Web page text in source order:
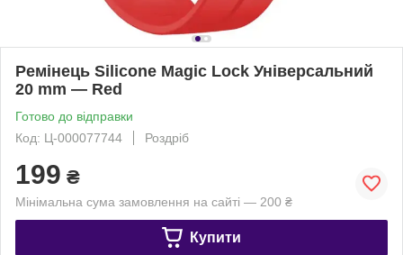
Ремінець Silicone Magic Lock Універсальний
20 mm — Red
Готово до відправки
Код: Ц-000077744
Роздріб
199 ₴
Мінімальна сума замовлення на сайті — 200 ₴
Купити